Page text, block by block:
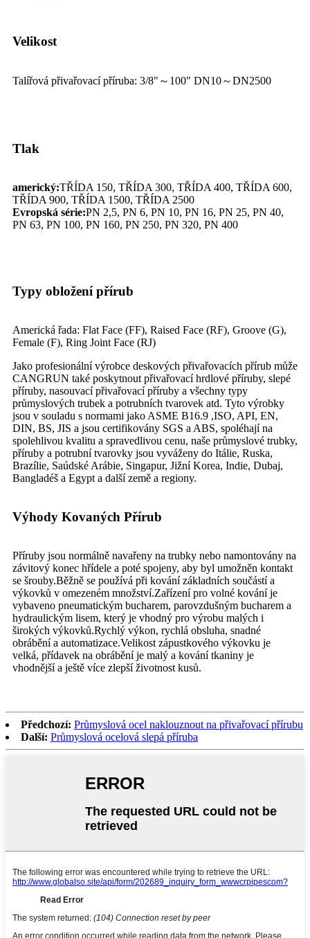
Velikost
Talířová přivařovací příruba: 3/8"～100" DN10～DN2500
Tlak
americký:TŘÍDA 150, TŘÍDA 300, TŘÍDA 400, TŘÍDA 600,
TŘÍDA 900, TŘÍDA 1500, TŘÍDA 2500
Evropská série:PN 2,5, PN 6, PN 10, PN 16, PN 25, PN 40,
PN 63, PN 100, PN 160, PN 250, PN 320, PN 400
Typy obložení přírub
Americká řada: Flat Face (FF), Raised Face (RF), Groove (G),
Female (F), Ring Joint Face (RJ)
Jako profesionální výrobce deskových přivařovacích přírub může
CANGRUN také poskytnout přivařovací hrdlové příruby, slepé
příruby, nasouvací přivařovací příruby a všechny typy
průmyslových trubek a potrubních tvarovek atd. Tyto výrobky
jsou v souladu s normami jako ASME B16.9 ,ISO, API, EN,
DIN, BS, JIS a jsou certifikovány SGS a ABS, spoléhají na
spolehlivou kvalitu a spravedlivou cenu, naše průmyslové trubky,
příruby a potrubní tvarovky jsou vyváženy do Itálie, Ruska,
Brazílie, Saúdské Arábie, Singapur, Jižní Korea, Indie, Dubaj,
Bangladéš a Egypt a další země a regiony.
Výhody Kovaných Přírub
Příruby jsou normálně navařeny na trubky nebo namontovány na
závitový konec hřídele a poté spojeny, aby byl umožněn kontakt
se šrouby.Běžně se používá při kování základních součástí a
výkovků v omezeném množství.Zařízení pro volné kování je
vybaveno pneumatickým bucharem, parovzdušným bucharem a
hydraulickým lisem, který je vhodný pro výrobu malých i
širokých výkovků.Rychlý výkon, rychlá obsluha, snadné
obrábění a automatizace.Velikost zápustkového výkovku je
velká, přídavek na obrábění je malý a kování tkaniny je
vhodnější a ještě více zlepší životnost kusů.
Předchozí: Průmyslová ocel naklouznout na přivařovací přírubu
Další: Průmyslová ocelová slepá příruba